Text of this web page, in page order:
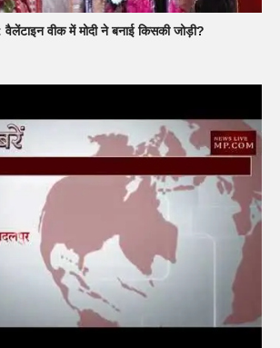
वीक में मोदी ने बनाई किसकी जोड़ी?